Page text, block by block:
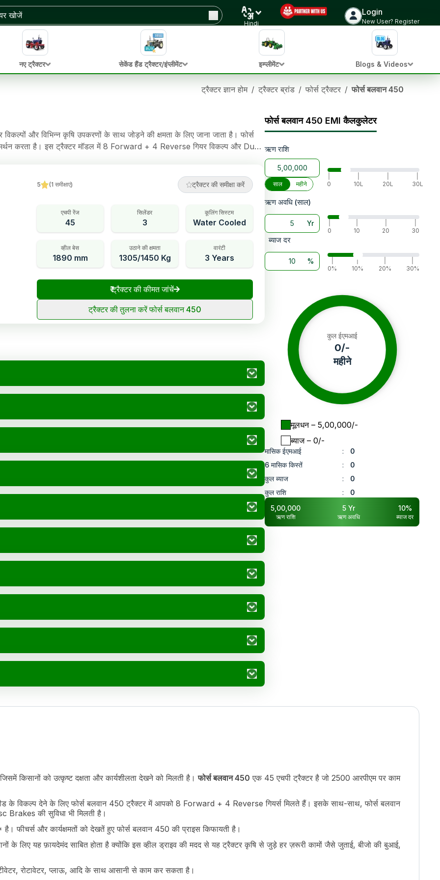
Hindi
Login
New User? Register
नए ट्रैक्टर सेकेंड हैंड ट्रैक्टर/इंप्लीमेंट इम्प्लीमेंट Blogs & Videos
ट्रैक्टर ज्ञान होम / ट्रैक्टर ब्रांड / फोर्स ट्रैक्टर / फोर्स बलवान 450
और विभिन्न कृषि उपकरणों के साथ जोड़ने की क्षमता के लिए जाना जाता है। फोर्स
करता है। इस ट्रैक्टर मॉडल में 8 Forward + 4 Reverse गियर विकल्प और Dual
Fully Oil Immersed Multiplate Sealed Disc Brakes ब्रेक, Manual/Power
5 (1 समीक्षाएं) ट्रैक्टर की समीक्षा करें
एचपी रेंज
45
सिलेंडर
3
कूलिंग सिस्टम
Water Cooled
व्हील बेस
1890 mm
उठाने की क्षमता
1305/1450 Kg
वारंटी
3 Years
₹ट्रैक्टर की कीमत जांचें
ट्रैक्टर की तुलना करें फोर्स बलवान 450
फोर्स बलवान 450 EMI कैलकुलेटर
ऋण राशि
0
10L
20L
30L
साल महीने
ऋण अवधि (साल)
Yr
0
10
20
30
ब्याज दर
%
0%
|
10%
20%
30%
कुल ईएमआई
0/-
महीने
मूलधन– ₹ 5,00,000/-
ब्याज– ₹ 0/-
मासिक ईएमआई :
0
6 मासिक किस्तें
:
0
कुल ब्याज
:
0
कुल राशि
:
0
5,00,000
ऋण राशि
5Yr
ऋण अवधि
10%
ब्याज दर
किसानों को उत्कृष्ट दक्षता और कार्यशीलता देखने को मिलती है।फोर्स बलवान 450 एक 45 एचपी ट्रैक्टर है जो 2500 आरपीएम पर काम
के विकल्प देने के लिए फोर्स बलवान 450 ट्रैक्टर में आपको 8 Forward + 4 Reverse गियर्स मिलते हैं। इसके साथ-साथ, फोर्स बलवान
की सुविधा भी मिलती है।
और कार्यक्षमतों को देखतें हुए फोर्स बलवान 450 की प्राइस किफायती है।
के लिए यह फ़ायदेमंद साबित होता है क्योंकि इस व्हील ड्राइव की मदद से यह ट्रैक्टर कृषि से जुड़े हर ज़रूरी कामों जैसे जुताई, बीजो की बुआई,
रोटावेटर, प्लाऊ, आदि के साथ आसानी से काम कर सकता है।
ट्रैक्टर की कीमत जांचें